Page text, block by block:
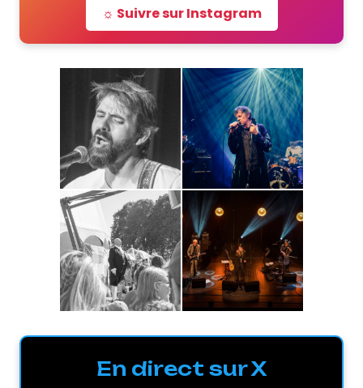
☼ Suivre sur Instagram
En direct sur X